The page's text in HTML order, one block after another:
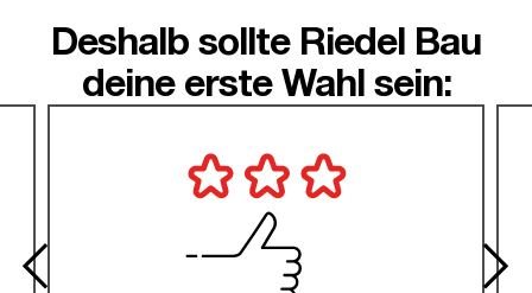
Deshalb sollte Riedel Bau
deine erste Wahl sein: